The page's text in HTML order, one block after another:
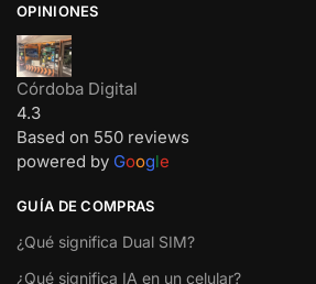
OPINIONES
Córdoba Digital
4.3
Based on 550 reviews
powered by Google
GUÍA DE COMPRAS
¿Qué significa Dual SIM?
¿Qué significa IA en un celular?